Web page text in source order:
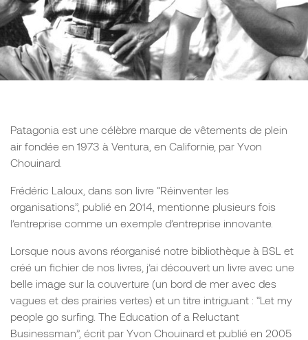
Patagonia est une célèbre marque de vêtements de plein
air fondée en 1973 à Ventura, en Californie, par Yvon
Chouinard.
Frédéric Laloux, dans son livre “Réinventer les
organisations”, publié en 2014, mentionne plusieurs fois
l’entreprise comme un exemple d’entreprise innovante.
Lorsque nous avons réorganisé notre bibliothèque à BSL et
créé un fichier de nos livres, j’ai découvert un livre avec une
belle image sur la couverture (un bord de mer avec des
vagues et des prairies vertes) et un titre intriguant : “Let my
people go surfing. The Education of a Reluctant
Businessman”, écrit par Yvon Chouinard et publié en 2005